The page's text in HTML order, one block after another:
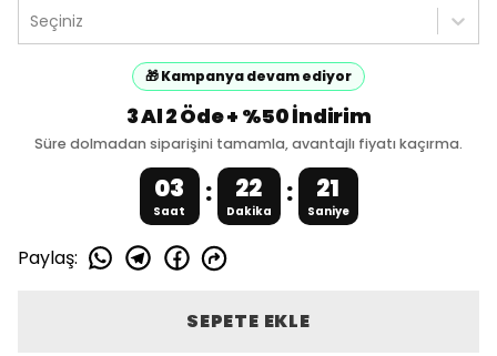
Seçiniz
🎁 Kampanya devam ediyor
3 Al 2 Öde + %50 İndirim
Süre dolmadan siparişini tamamla, avantajlı fiyatı kaçırma.
03
Saat
: 22
Dakika
: 21
Saniye
Paylaş:
SEPETE EKLE